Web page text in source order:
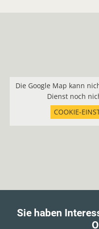
Die Google Map kann
Dienst noch
COOKIE-
Sie haben